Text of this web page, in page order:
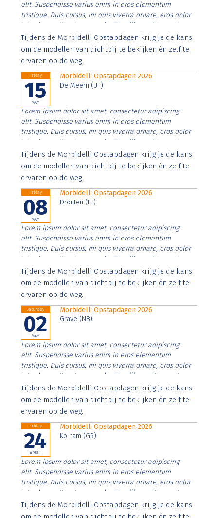
elit. Suspendisse varius enim in eros elementum
tristique. Duis cursus, mi quis viverra ornare, eros dolor
interdum nulla, ut commodo diam libero vitae erat.
Aenean faucibus nibh et justo cursus id rutrum lorem
imperdiet. Nunc ut sem vitae risus tristique posuere.
Tijdens de Morbidelli Opstapdagen krijg je de kans
om de modellen van dichtbij te bekijken én zelf te
ervaren op de weg.
Friday
15
MAY
Morbidelli Opstapdagen 2026
De Meern (UT)
Lorem ipsum dolor sit amet, consectetur adipiscing
elit. Suspendisse varius enim in eros elementum
tristique. Duis cursus, mi quis viverra ornare, eros dolor
interdum nulla, ut commodo diam libero vitae erat.
Aenean faucibus nibh et justo cursus id rutrum lorem
imperdiet. Nunc ut sem vitae risus tristique posuere.
Tijdens de Morbidelli Opstapdagen krijg je de kans
om de modellen van dichtbij te bekijken én zelf te
ervaren op de weg.
Friday
08
MAY
Morbidelli Opstapdagen 2026
Dronten (FL)
Lorem ipsum dolor sit amet, consectetur adipiscing
elit. Suspendisse varius enim in eros elementum
tristique. Duis cursus, mi quis viverra ornare, eros dolor
interdum nulla, ut commodo diam libero vitae erat.
Aenean faucibus nibh et justo cursus id rutrum lorem
imperdiet. Nunc ut sem vitae risus tristique posuere.
Tijdens de Morbidelli Opstapdagen krijg je de kans
om de modellen van dichtbij te bekijken én zelf te
ervaren op de weg.
Saturday
02
MAY
Morbidelli Opstapdagen 2026
Grave (NB)
Lorem ipsum dolor sit amet, consectetur adipiscing
elit. Suspendisse varius enim in eros elementum
tristique. Duis cursus, mi quis viverra ornare, eros dolor
interdum nulla, ut commodo diam libero vitae erat.
Aenean faucibus nibh et justo cursus id rutrum lorem
imperdiet. Nunc ut sem vitae risus tristique posuere.
Tijdens de Morbidelli Opstapdagen krijg je de kans
om de modellen van dichtbij te bekijken én zelf te
ervaren op de weg.
Friday
24
APRIL
Morbidelli Opstapdagen 2026
Kolham (GR)
Lorem ipsum dolor sit amet, consectetur adipiscing
elit. Suspendisse varius enim in eros elementum
tristique. Duis cursus, mi quis viverra ornare, eros dolor
interdum nulla, ut commodo diam libero vitae erat.
Aenean faucibus nibh et justo cursus id rutrum lorem
imperdiet. Nunc ut sem vitae risus tristique posuere.
Tijdens de Morbidelli Opstapdagen krijg je de kans